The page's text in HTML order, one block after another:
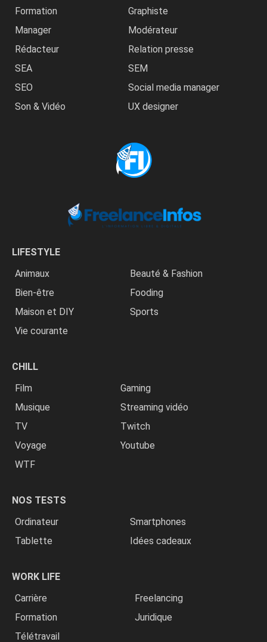
Formation
Graphiste
Manager
Modérateur
Rédacteur
Relation presse
SEA
SEM
SEO
Social media manager
Son & Vidéo
UX designer
LIFESTYLE
Animaux
Beauté & Fashion
Bien-être
Fooding
Maison et DIY
Sports
Vie courante
CHILL
Film
Gaming
Musique
Streaming vidéo
TV
Twitch
Voyage
Youtube
WTF
NOS TESTS
Ordinateur
Smartphones
Tablette
Idées cadeaux
WORK LIFE
Carrière
Freelancing
Formation
Juridique
Télétravail